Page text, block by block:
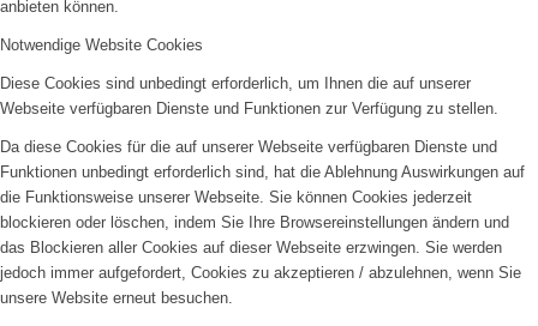
anbieten können.
Notwendige Website Cookies
Diese Cookies sind unbedingt erforderlich, um Ihnen die auf unserer
Webseite verfügbaren Dienste und Funktionen zur Verfügung zu stellen.
Da diese Cookies für die auf unserer Webseite verfügbaren Dienste und
Funktionen unbedingt erforderlich sind, hat die Ablehnung Auswirkungen auf
die Funktionsweise unserer Webseite. Sie können Cookies jederzeit
blockieren oder löschen, indem Sie Ihre Browsereinstellungen ändern und
das Blockieren aller Cookies auf dieser Webseite erzwingen. Sie werden
jedoch immer aufgefordert, Cookies zu akzeptieren / abzulehnen, wenn Sie
unsere Website erneut besuchen.